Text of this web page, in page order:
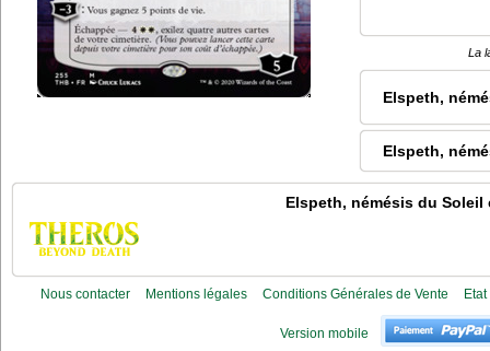
La
Elspeth,
Elspeth,
Elspeth, némésis du Soleil
Nous contacter Mentions légales Conditions Générales de Vente
Version mobile